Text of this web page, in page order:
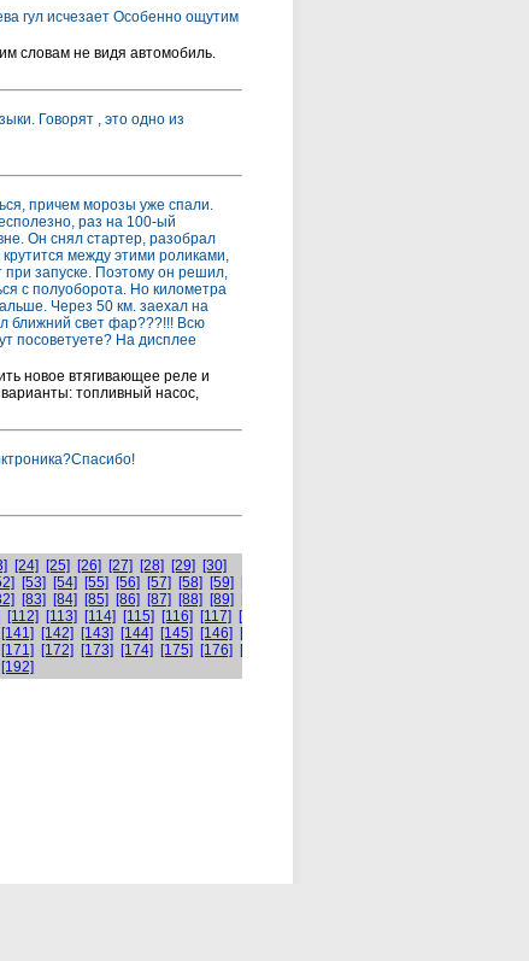
гул исчезает Особенно ощутим
словам не видя автомобиль.
Говорят , это одно из
причем морозы уже спали.
раз на 100-ый
Он снял стартер, разобрал
между этими роликами,
при запуске. Поэтому он решил,
с полуоборота. Но километра
Через 50 км. заехал на
ближний свет фар???!!! Всю
посоветуете? На дисплее
новое втягивающее реле и
топливный насос,
[24] [25] [26] [27] [28] [29]
[30]
[53] [54] [55] [56] [57] [58] [59]
[83] [84] [85] [86] [87] [88] [89]
[112] [113] [114] [115] [116] [117] [118]
[141] [142] [143] [144] [145] [146]
[171] [172] [173] [174] [175] [176]
[192]